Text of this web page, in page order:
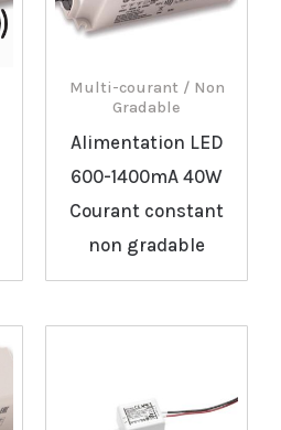
Multi-courant / Non
Gradable
Alimentation LED
600-1400mA 40W
Courant constant
non gradable